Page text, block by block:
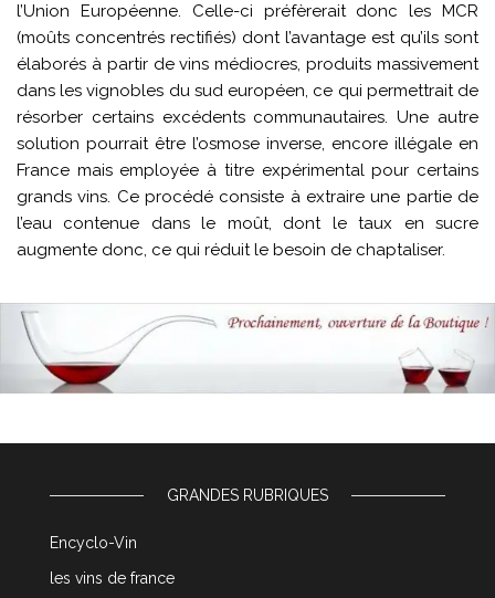
l’Union Européenne. Celle-ci préfèrerait donc les MCR
(moûts concentrés rectifiés) dont l’avantage est qu’ils sont
élaborés à partir de vins médiocres, produits massivement
dans les vignobles du sud européen, ce qui permettrait de
résorber certains excédents communautaires. Une autre
solution pourrait être l’osmose inverse, encore illégale en
France mais employée à titre expérimental pour certains
grands vins. Ce procédé consiste à extraire une partie de
l’eau contenue dans le moût, dont le taux en sucre
augmente donc, ce qui réduit le besoin de chaptaliser.
GRANDES RUBRIQUES
Encyclo-Vin
les vins de france